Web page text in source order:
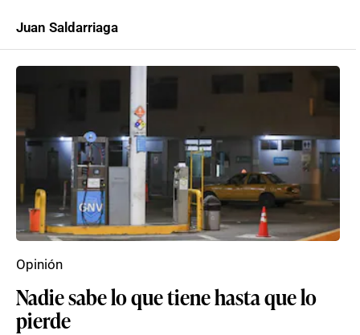
Juan Saldarriaga
Nadie sabe lo que tiene hasta que lo
pierde
Opinión